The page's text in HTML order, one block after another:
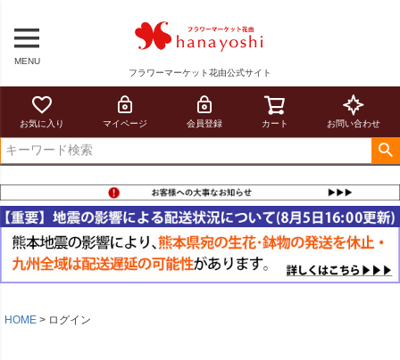
MENU
フラワーマーケット花由公式サイト
お気に入り マイページ 会員登録 カート お問い合わせ
HOME ログイン